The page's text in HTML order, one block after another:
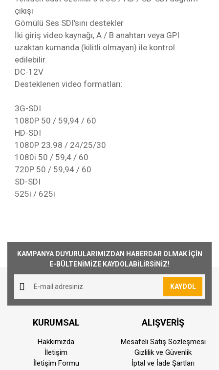
çıkışı
Gömülü Ses SDI'sını destekler
İki giriş video kaynağı, A / B anahtarı veya GPI
uzaktan kumanda (kilitli olmayan) ile kontrol
edilebilir
DC-12V
Desteklenen video formatları:
3G-SDI
1080P 50 / 59,94 / 60
HD-SDI
1080P 23.98 / 24/25/30
1080i 50 / 59,4 / 60
720P 50 / 59,94 / 60
SD-SDI
525i / 625i
Yorum Yaz
sonları ürün sevkiyatımız yoktur.
Kargo Ücreti
1000₺ Üstü siparişlerin tümü Türkiye'nin her
yerine ücretsiz olarak gönderilmektedir. 1000₺
alınmaktadır.
Aynı Gün Kargo
Saat 15:00'a kadar vermiş olduğunuz sipariş
aynı günde kargoya teslim edilmektedir.
KAMPANYA DUYURULARIMIZDAN HABERDAR OLMAK İÇİN
E-BÜLTENİMİZE KAYDOLABİLİRSİNİZ!
KAYDOL
KURUMSAL
Hakkımızda
İletişim
İletişim Formu
ALIŞVERİŞ
Mesafeli Satış Sözleşmesi
Gizlilik ve Güvenlik
İptal ve İade Şartları